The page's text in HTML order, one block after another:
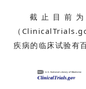
业
截止目前
（
疾病的临床试验有